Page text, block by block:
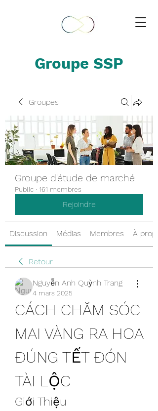
Groupe SSP
Groupes
Groupe d'étude de marché
Public · 161 membres
Rejoindre
Discussion Médias Membres À
Retour
Nguyễn Anh Quỳnh Trang
4 mars 2025
CÁCH CHĂM SÓC
MAI VÀNG RA HOA
ĐÚNG TẾT ĐÓN
TÀI LỘC
Giới Thiệu